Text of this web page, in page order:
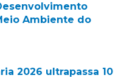
Ambiente do
2026 ultrapassa 10